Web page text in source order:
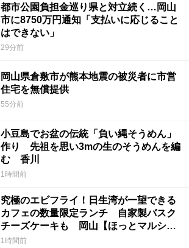
都市公園負担金巡り県と対立続く…岡山
市に8750万円通知「支払いに応じること
はできない」
29分前
岡山県倉敷市が熊本地震の被災者に市営
住宅を無償提供
55分前
小豆島でお盆の伝統「負い縄そうめん」
作り 先祖を思い3mの生のそうめんを編
む 香川
1時間前
究極のエビフライ！日生湾が一望できる
カフェの数量限定ランチ 自家製バスク
チーズケーキも 岡山【ほっとマルシ
ェ】
1時間前